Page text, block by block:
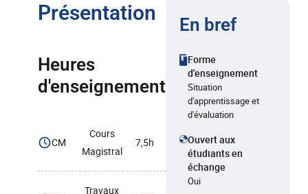
Présentation
Heures
d'enseignement
CM
Cours
Magistral
7,5h
Travaux
En bref
Forme
d'enseignement
Situation
d'apprentissage et
d'évaluation
Ouvert aux
étudiants en
échange
Oui